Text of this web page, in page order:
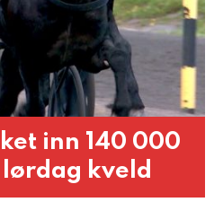
inn 140 000
kveld